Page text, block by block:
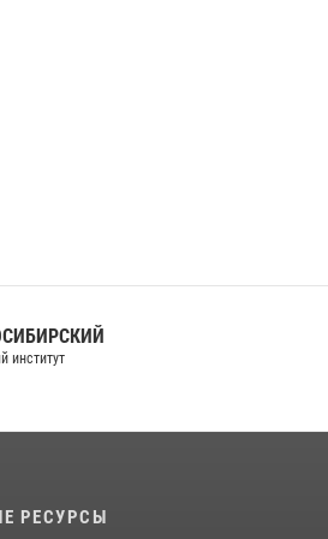
Руси, небесного
институт
РЕСУРСЫ